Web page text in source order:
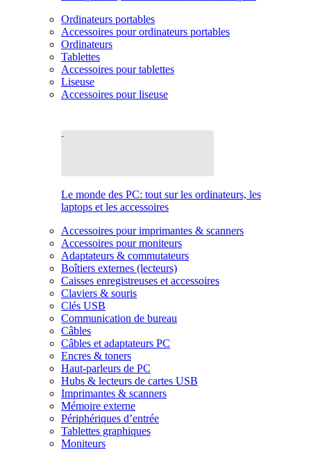
Ordinateurs portables
Accessoires pour ordinateurs portables
Ordinateurs
Tablettes
Accessoires pour tablettes
Liseuse
Accessoires pour liseuse
Le monde des PC: tout sur les ordinateurs, les
laptops et les accessoires
Accessoires pour imprimantes & scanners
Accessoires pour moniteurs
Adaptateurs & commutateurs
Boîtiers externes (lecteurs)
Caisses enregistreuses et accessoires
Claviers & souris
Clés USB
Communication de bureau
Câbles
Câbles et adaptateurs PC
Encres & toners
Haut-parleurs de PC
Hubs & lecteurs de cartes USB
Imprimantes & scanners
Mémoire externe
Périphériques d’entrée
Tablettes graphiques
Moniteurs